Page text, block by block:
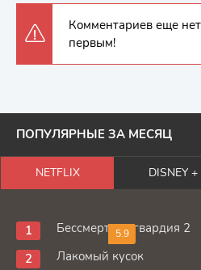
Комментариев еще
первым!
ПОПУЛЯРНЫЕ ЗА МЕСЯЦ
NETFLIX DISNEY +
5.9
Бессмертная гвардия 2
Лакомый кусок